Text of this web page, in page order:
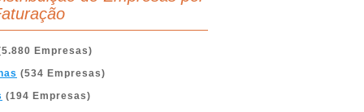
Empresas)
(534 Empresas)
(194 Empresas)